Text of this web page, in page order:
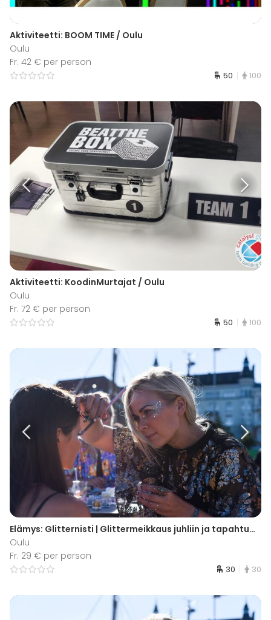
Aktiviteetti: BOOM TIME / Oulu
Oulu
Fr. 42 € per person
50 100
Aktiviteetti: KoodinMurtajat / Oulu
Oulu
Fr. 72 € per person
50 100
Elämys: Glitternisti | Glittermeikkaus juhliin ja tapahtumiin | Oulu
Oulu
Fr. 29 € per person
30 30